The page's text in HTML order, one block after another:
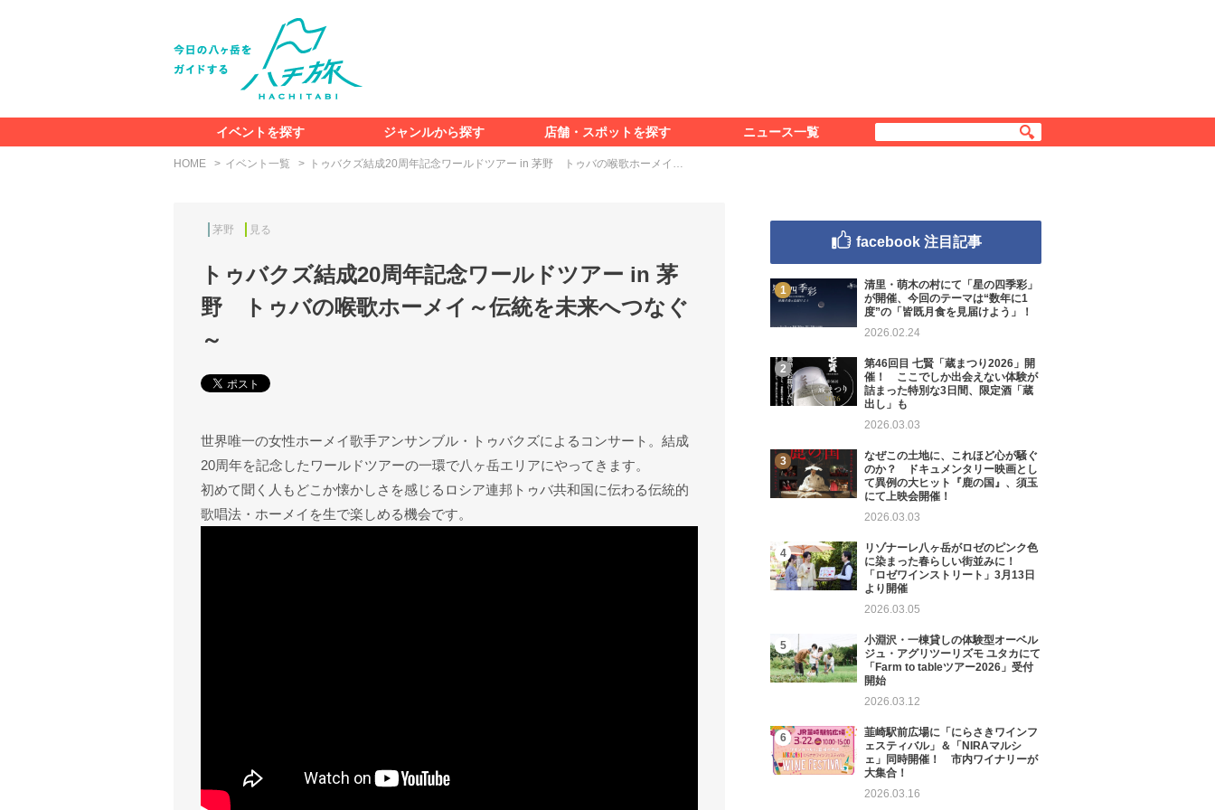
イベントを探す
ジャンルから探す
食べる
見る
知る
遊ぶ
特集＆レポート
店舗・スポットを探す ニュース一覧
HOME イベント一覧 トゥバクズ結成20周年記念ワールドツアー in 茅野 トゥバの喉歌ホーメイ…
茅野 見る
トゥバクズ結成20周年記念ワールドツアー in 茅
野 トゥバの喉歌ホーメイ～伝統を未来へつなぐ
～
世界唯一の女性ホーメイ歌手アンサンブル・トゥバクズによるコンサート。結成
20周年を記念したワールドツアーの一環で八ヶ岳エリアにやってきます。
初めて聞く人もどこか懐かしさを感じるロシア連邦トゥバ共和国に伝わる伝統的
歌唱法・ホーメイを生で楽しめる機会です。
facebook 注目記事
清里・萌木の村にて「星の四季彩」
が開催、今回のテーマは“数年に1
度”の「皆既月食を見届けよう」！
2026.02.24
第46回目 七賢「蔵まつり2026」開
催！ ここでしか出会えない体験が
詰まった特別な3日間、限定酒「蔵
出し」も
2026.03.03
なぜこの土地に、これほど心が騒ぐ
のか？ ドキュメンタリー映画とし
て異例の大ヒット『鹿の国』、須玉
にて上映会開催！
2026.03.03
リゾナーレ八ヶ岳がロゼのピンク色
に染まった春らしい街並みに！
「ロゼワインストリート」3月13日
より開催
2026.03.05
小淵沢・一棟貸しの体験型オーベル
ジュ・アグリツーリズモ ユタカにて
「Farm to tableツアー2026」受付
開始
2026.03.12
韮崎駅前広場に「にらさきワインフ
ェスティバル」＆「NIRAマルシ
ェ」同時開催！ 市内ワイナリーが
大集合！
2026.03.16